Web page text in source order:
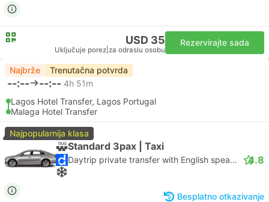
USD 35
Uključuje porez za odraslu osobu
Rezervirajte sada
Najbrže Trenutačna potvrda
--:-- --:-- 4h 51m
Lagos Hotel Transfer, Lagos Portugal
Malaga Hotel Transfer
Najpopularnija klasa
Standard 3pax | Taxi
Daytrip private transfer with English speaking driver 4.8
Besplatno otkazivanje